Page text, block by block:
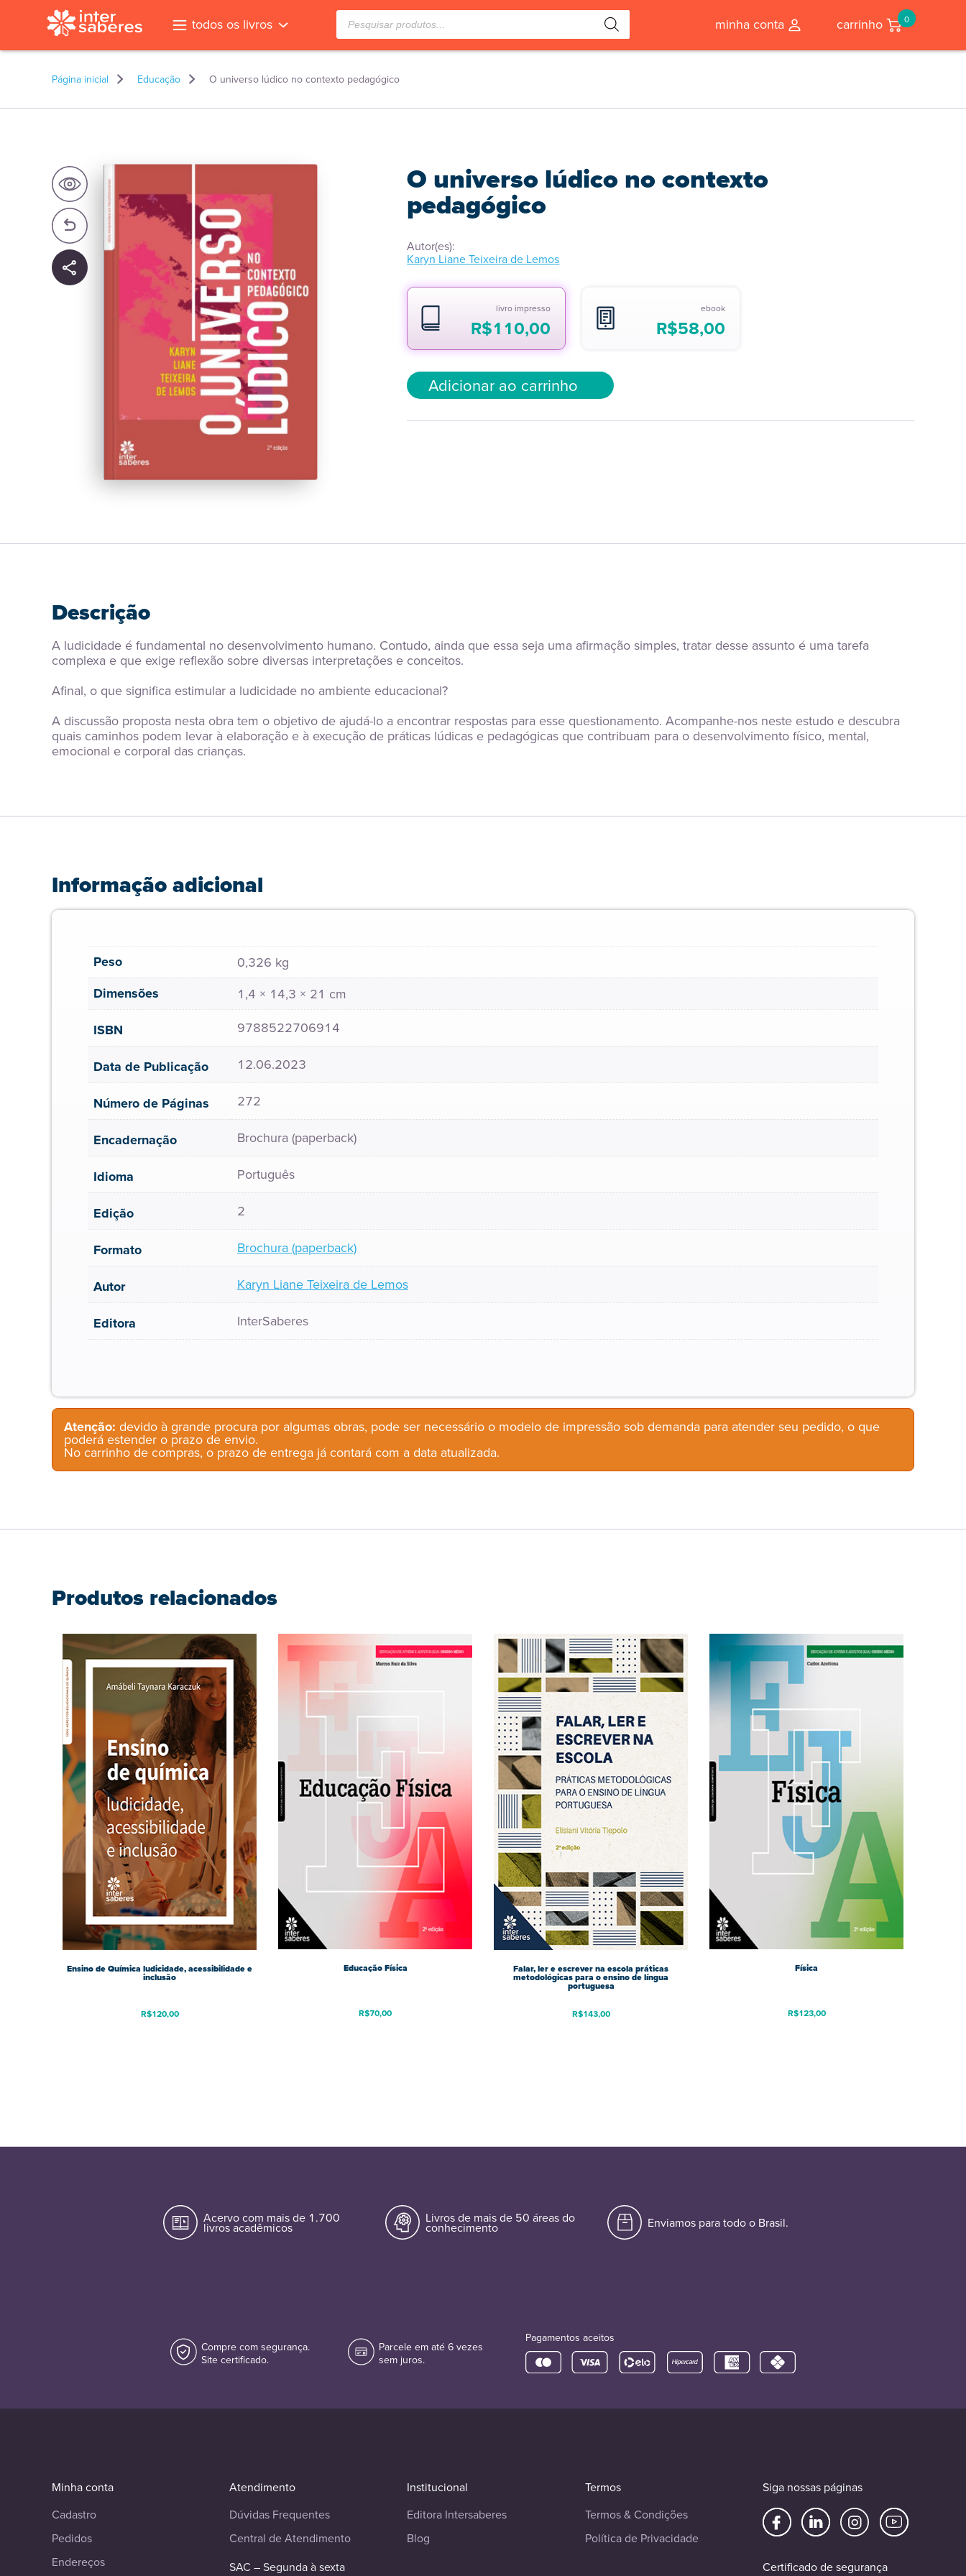
todos os livros
Pesquisar
produtos
minha conta carrinho 0
Página inicial Educação O universo lúdico no contexto pedagógico
O universo lúdico no contexto
pedagógico
Autor(es):
Karyn Liane Teixeira de Lemos
livro impresso
R$110,00
ebook
R$58,00
Adicionar ao carrinho
Descrição
A ludicidade é fundamental no desenvolvimento humano. Contudo, ainda que essa seja uma afirmação simples, tratar desse assunto é uma tarefa
complexa e que exige reflexão sobre diversas interpretações e conceitos.
Afinal, o que significa estimular a ludicidade no ambiente educacional?
A discussão proposta nesta obra tem o objetivo de ajudá-lo a encontrar respostas para esse questionamento. Acompanhe-nos neste estudo e descubra
quais caminhos podem levar à elaboração e à execução de práticas lúdicas e pedagógicas que contribuam para o desenvolvimento físico, mental,
emocional e corporal das crianças.
Informação adicional
Peso 0,326 kg
Dimensões 1,4 × 14,3 × 21 cm
ISBN 9788522706914
Data de Publicação 12.06.2023
Número de Páginas 272
Encadernação Brochura (paperback)
Idioma Português
Edição 2
Formato Brochura (paperback)
Autor Karyn Liane Teixeira de Lemos
Editora InterSaberes
Atenção: devido à grande procura por algumas obras, pode ser necessário o modelo de impressão sob demanda para atender seu pedido, o que
poderá estender o prazo de envio.
No carrinho de compras, o prazo de entrega já contará com a data atualizada.
Produtos relacionados
Ensino de Química ludicidade, acessibilidade e
inclusão
R$120,00
Educação Física
R$70,00
Falar, ler e escrever na escola práticas
metodológicas para o ensino de língua
portuguesa
R$143,00
Física
R$123,00
Acervo com mais de 1.700
livros acadêmicos
Livros de mais de 50 áreas do
conhecimento Enviamos para todo o Brasil.
Compre com segurança.
Site certificado.
Parcele em até 6 vezes
sem juros.
Pagamentos aceitos
Minha conta
Cadastro
Pedidos
Endereços
Atendimento
Dúvidas Frequentes
Central de Atendimento
SAC – Segunda à sexta
Institucional
Editora Intersaberes
Blog
Termos
Termos & Condições
Política de Privacidade
Siga nossas páginas
Certificado de segurança